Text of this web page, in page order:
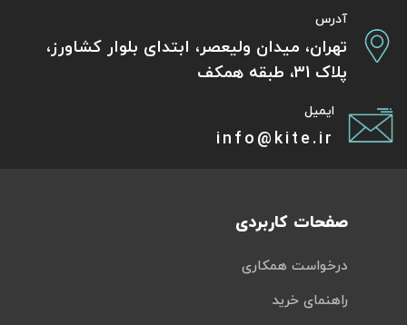
آدرس
تهران، میدان ولیعصر، ابتدای بلوار کشاورز،
پلاک 31، طبقه همکف
ایمیل
info@kite.ir
صفحات کاربردی
درخواست همکاری
راهنمای خرید